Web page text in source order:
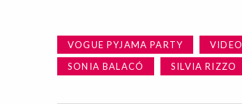
VOGUE PYJAMA PARTY VIDEO
SONIA BALACÓ
SILVIA RIZZO